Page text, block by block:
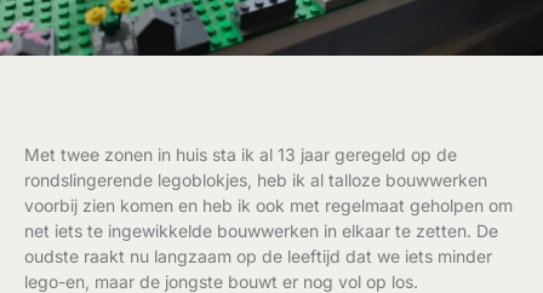
Met twee zonen in huis sta ik al 13 jaar geregeld op de
rondslingerende legoblokjes, heb ik al talloze bouwwerken
voorbij zien komen en heb ik ook met regelmaat geholpen om
net iets te ingewikkelde bouwwerken in elkaar te zetten. De
oudste raakt nu langzaam op de leeftijd dat we iets minder
lego-en, maar de jongste bouwt er nog vol op los.